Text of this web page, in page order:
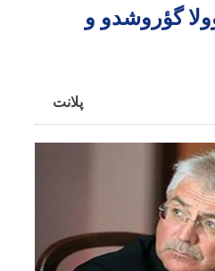
گؤروشدو و
پلانت